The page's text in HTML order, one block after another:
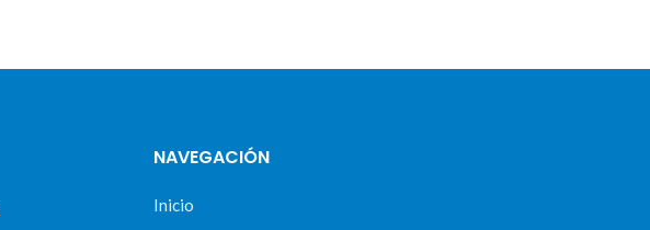
NAVEGACIÓN
Inicio